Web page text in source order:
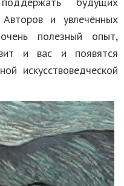
и увлечённых
полезный опыт,
и вас и появятся
искусствоведческой